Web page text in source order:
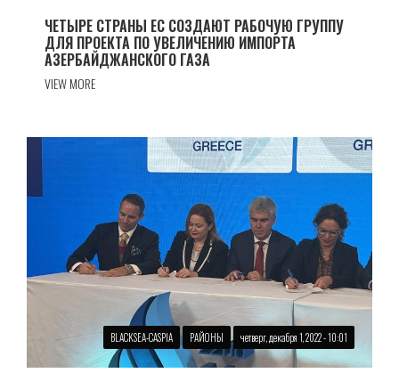
ЧЕТЫРЕ СТРАНЫ ЕС СОЗДАЮТ РАБОЧУЮ ГРУППУ
ДЛЯ ПРОЕКТА ПО УВЕЛИЧЕНИЮ ИМПОРТА
АЗЕРБАЙДЖАНСКОГО ГАЗА
VIEW MORE
BLACKSEA-CASPIA РАЙОНЫ четверг, декабря 1, 2022 - 10:01